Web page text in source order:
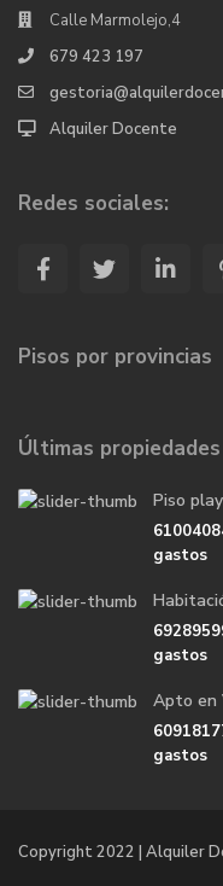
Calle Marmolejo,4
679 423 197
Alquiler Docente
Redes sociales:
Pisos por provincias
Últimas propiedades
Piso
gastos
gastos
Apto en
gastos
Copyright 2022 | Alquiler